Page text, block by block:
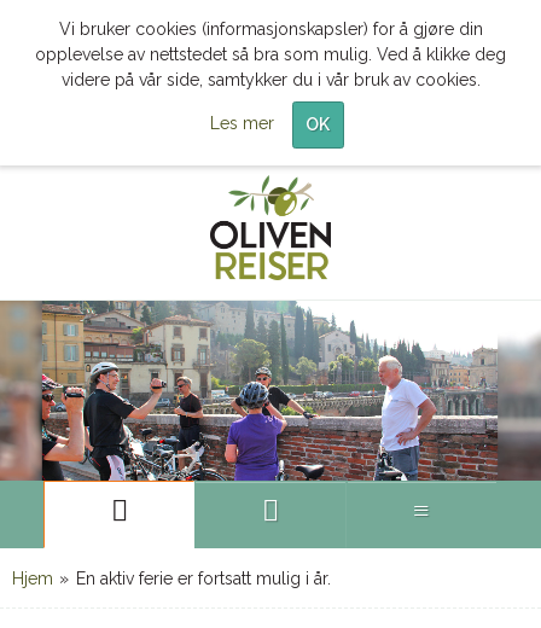
Hjem » En aktiv ferie er fortsatt mulig i år.
Vi bruker cookies (informasjonskapsler) for å gjøre din
opplevelse av nettstedet så bra som mulig. Ved å klikke deg
videre på vår side, samtykker du i vår bruk av cookies.
Les mer OK